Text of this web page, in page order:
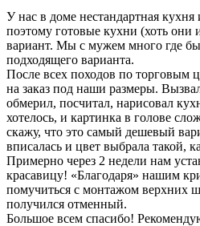
У нас в доме нестандартная кухня
поэтому готовые кухни (хоть
вариант. Мы с мужем много где
подходящего варианта.
После всех походов по торговым
на заказ под наши размеры.
обмерил, посчитал, нарисовал
хотелось, и картинка в голове
скажу, что это самый дешевый
вписалась и цвет выбрала такой,
Примерно через 2 недели нам
красавицу! «Благодаря» нашим
помучиться с монтажом верхних
получился отменный.
Большое всем спасибо!